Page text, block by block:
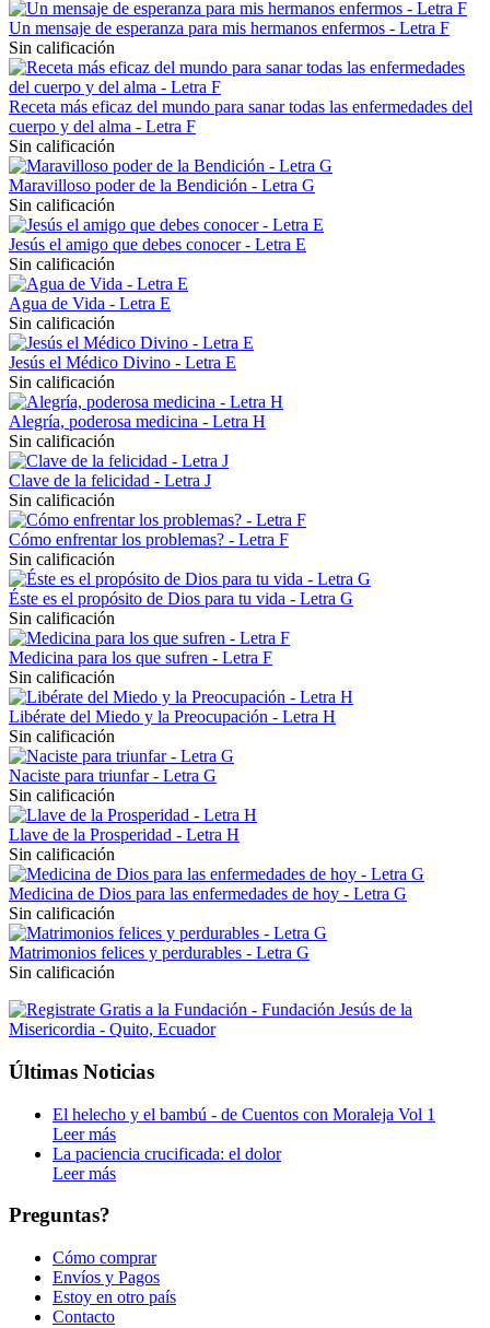
Un mensaje de esperanza para mis hermanos enfermos - Letra F
Sin calificación
Receta más eficaz del mundo para sanar todas las enfermedades del
cuerpo y del alma - Letra F
Sin calificación
Maravilloso poder de la Bendición - Letra G
Sin calificación
Jesús el amigo que debes conocer - Letra E
Sin calificación
Agua de Vida - Letra E
Sin calificación
Jesús el Médico Divino - Letra E
Sin calificación
Alegría, poderosa medicina - Letra H
Sin calificación
Clave de la felicidad - Letra J
Sin calificación
Cómo enfrentar los problemas? - Letra F
Sin calificación
Éste es el propósito de Dios para tu vida - Letra G
Sin calificación
Medicina para los que sufren - Letra F
Sin calificación
Libérate del Miedo y la Preocupación - Letra H
Sin calificación
Naciste para triunfar - Letra G
Sin calificación
Llave de la Prosperidad - Letra H
Sin calificación
Medicina de Dios para las enfermedades de hoy - Letra G
Sin calificación
Matrimonios felices y perdurables - Letra G
Sin calificación
Últimas Noticias
El helecho y el bambú - de Cuentos con Moraleja Vol 1
Leer más
La paciencia crucificada: el dolor
Leer más
Preguntas?
Cómo comprar
Envíos y Pagos
Estoy en otro país
Contacto